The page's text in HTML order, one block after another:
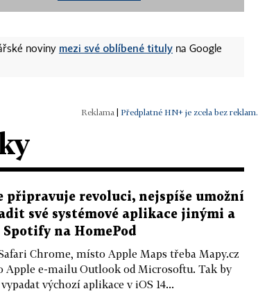
noviny mezi své oblíbené tituly na Google
| Předplatné HN+ je zcela bez reklam.
připravuje revoluci, nejspíše umožní
své systémové aplikace jinými a
na HomePod
Chrome, místo Apple Maps třeba Mapy.cz
Apple e-mailu Outlook od Microsoftu. Tak by
výchozí aplikace v iOS 14...